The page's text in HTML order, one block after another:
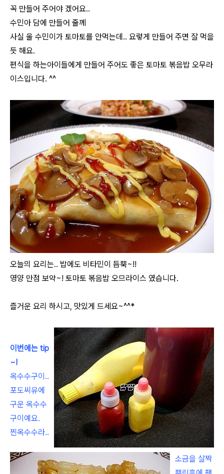
꼭 만들어 주어야 겠어요..
수민아 담에 만들어 줄께
사실 울 수민이가 토마토를 안먹는데.. 요렇게 만들어 주면 잘 먹을
듯 해요.
편식을 하는아이들에게 만들어 주어도 좋은 토마토 볶음밥 오무라
이스입니다. ^^
오늘의 요리는.. 밥에도 비타민이 듬뿍~!!
영양 만점 보약~! 토마토 볶음밥 오므라이스 였습니다.
즐거운 요리 하시고, 맛있게 드세요~^^*
이번에는 tip
~!
옥수수구이..
포도씨유에
구운 옥수수
구이예요.
찐옥수수라..
소금을 살짝